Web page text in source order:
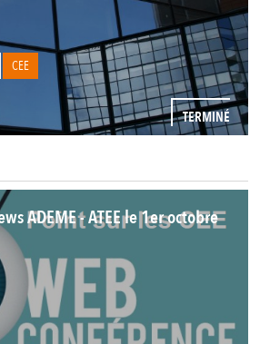
CEE
TERMINÉ
ADEME - ATEE le 1er octobre